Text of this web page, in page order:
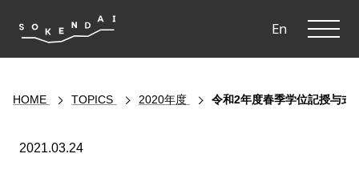
En
HOME TOPICS 2020年度 令和2年度春季学位記授与式
2021.03.24